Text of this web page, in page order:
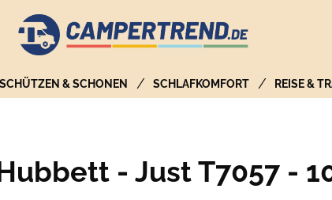
SCHÜTZEN & SCHONEN SCHLAFKOMFORT REISE &
- Just T7057 -